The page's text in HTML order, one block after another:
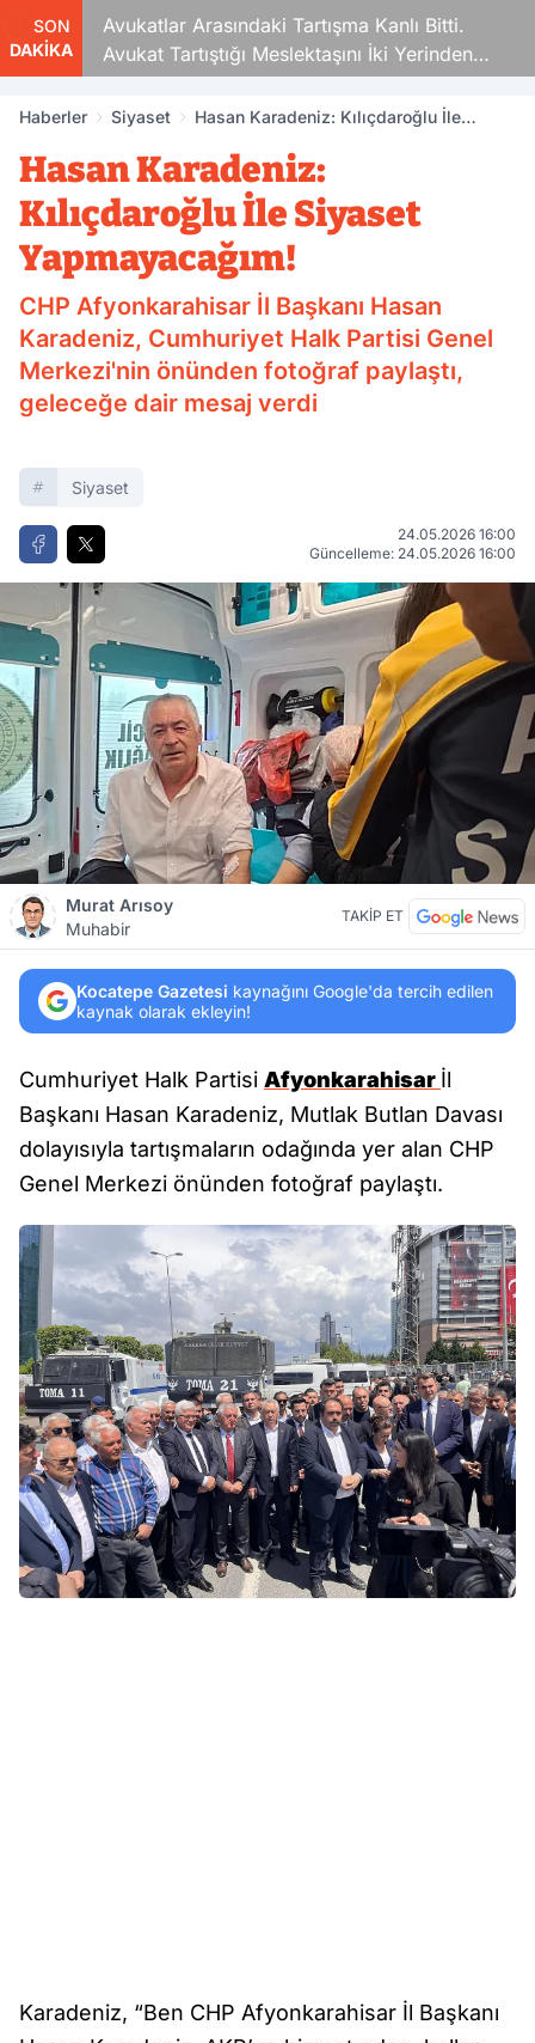
SON
DAKİKA
Avukatlar Arasındaki Tartışma Kanlı Bitti.
Avukat Tartıştığı Meslektaşını İki Yerinden
Vurdu
Haberler Siyaset
Hasan Karadeniz: Kılıçdaroğlu İle
Hasan Karadeniz:
Kılıçdaroğlu İle Siyaset
Yapmayacağım!
CHP Afyonkarahisar İl Başkanı Hasan
Karadeniz, Cumhuriyet Halk Partisi Genel
Merkezi'nin önünden fotoğraf paylaştı,
geleceğe dair mesaj verdi
Siyaset
24.05.2026 16:00
Güncelleme: 24.05.2026 16:00
Murat Arısoy
Muhabir
TAKİP ET
Kocatepe Gazetesi kaynağını Google'da tercih edilen
kaynak olarak ekleyin!
Cumhuriyet Halk Partisi Afyonkarahisar İl
Başkanı Hasan Karadeniz, Mutlak Butlan Davası
dolayısıyla tartışmaların odağında yer alan CHP
Genel Merkezi önünden fotoğraf paylaştı.
Karadeniz, “Ben CHP Afyonkarahisar İl Başkanı